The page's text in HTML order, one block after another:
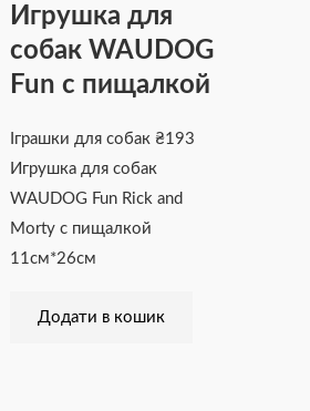
Игрушка для
собак WAUDOG
Fun с пищалкой
Іграшки для собак₴193
Игрушка для собак
WAUDOG Fun Rick and
Morty с пищалкой
11см*26см
Додати в кошик